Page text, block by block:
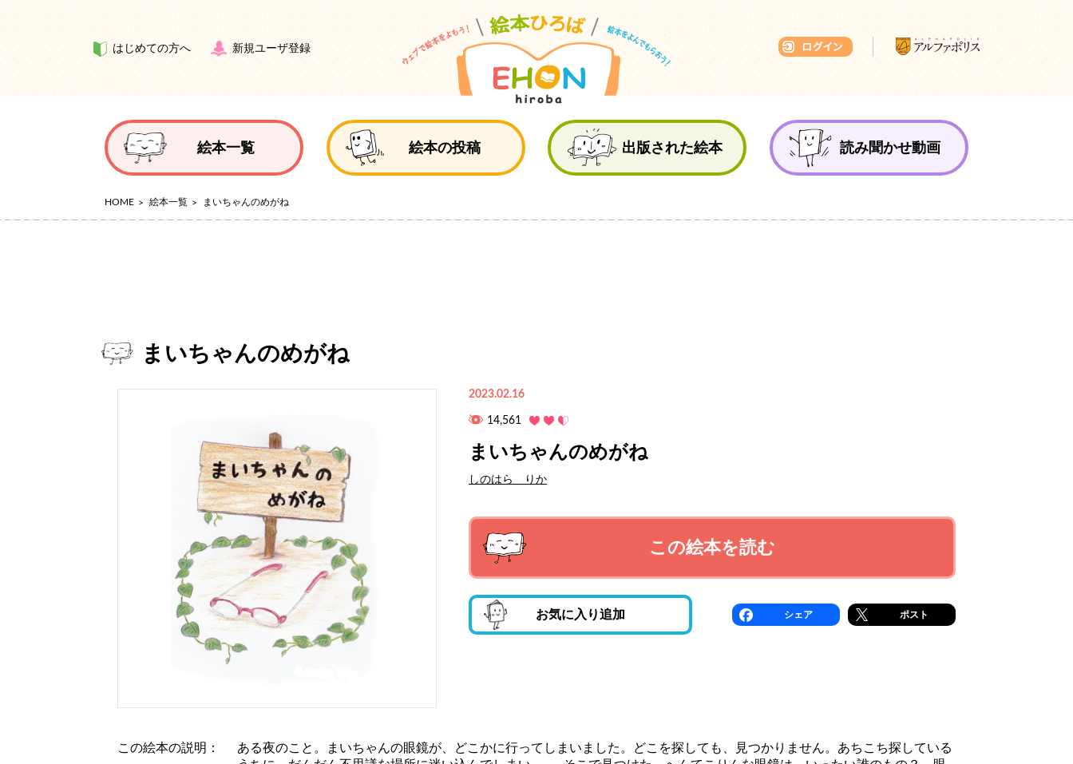
はじめての方へ 新規ユーザ登録
絵本一覧 絵本の投稿 出版された絵本 読み聞かせ動画
HOME 絵本一覧 まいちゃんのめがね
まいちゃんのめがね
2023.02.16
14,561
まいちゃんのめがね
しのはら りか
この絵本を読む
お気に入り追加 シェア ポスト
この絵本の説明：
ある夜のこと。まいちゃんの眼鏡が、どこかに行ってしまいました。どこを探しても、見つかりません。あちこち探している